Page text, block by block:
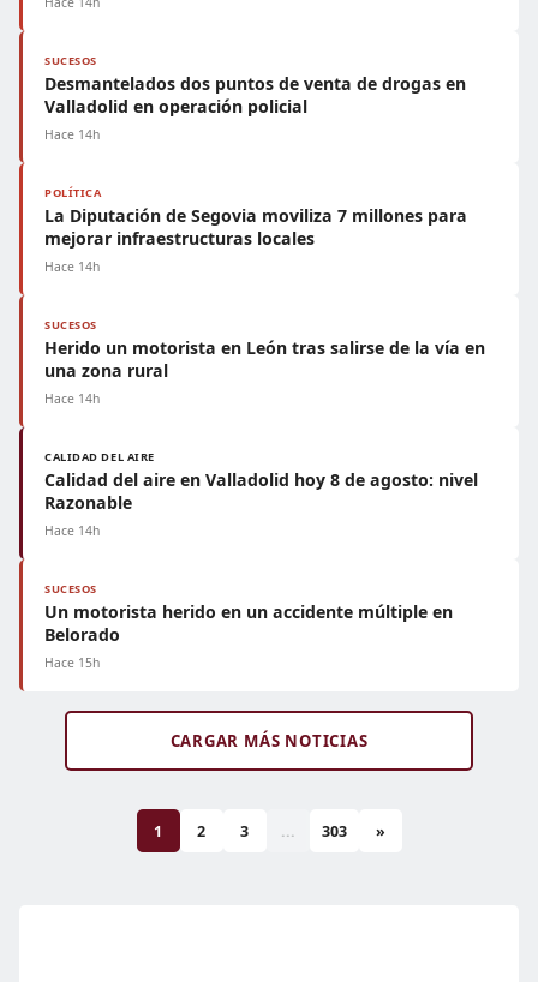
SUCESOS
Desmantelados dos puntos de venta de drogas en
Valladolid en operación policial
Hace 14h
POLÍTICA
La Diputación de Segovia moviliza 7 millones para
mejorar infraestructuras locales
Hace 14h
SUCESOS
Herido un motorista en León tras salirse de la vía en
una zona rural
Hace 14h
CALIDAD DEL AIRE
Calidad del aire en Valladolid hoy 8 de agosto: nivel
Razonable
Hace 14h
SUCESOS
Un motorista herido en un accidente múltiple en
Belorado
Hace 15h
CARGAR MÁS NOTICIAS
1 2 3 ... 303 »